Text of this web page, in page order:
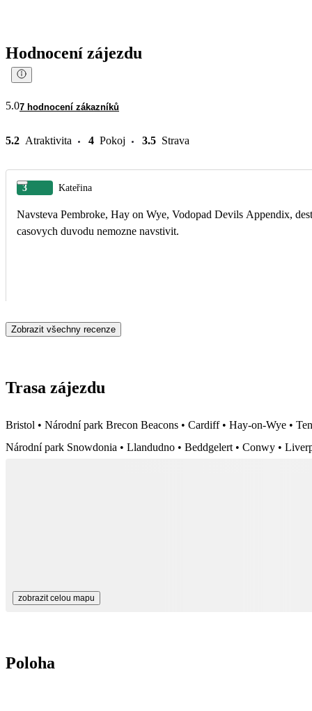
Hodnocení zájezdu
5.07 hodnocení zákazníků
5.2 Atraktivita 4 Pokoj 3.5 Strava
3 Kateřina
Navsteva Pembroke, Hay on Wye, Vodopad Devils Appendix,
casovych duvodu nemozne navstivit.
Zobrazit všechny recenze
Trasa zájezdu
Bristol • Národní park Brecon Beacons • Cardiff • Hay-on-Wye •
Národní park Snowdonia • Llandudno • Beddgelert • Conwy •
zobrazit celou mapu
Poloha